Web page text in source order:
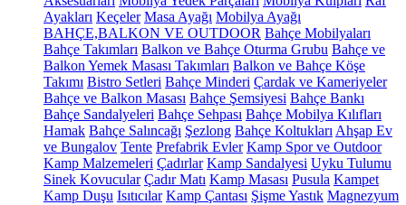
Ayakları Keçeler Masa Ayağı Mobilya Ayağı
BAHÇE,BALKON VE OUTDOOR Bahçe Mobilyaları
Bahçe Takımları Balkon ve Bahçe Oturma Grubu Bahçe ve
Balkon Yemek Masası Takımları Balkon ve Bahçe Köşe
Takımı Bistro Setleri Bahçe Minderi Çardak ve Kameriyeler
Bahçe ve Balkon Masası Bahçe Şemsiyesi Bahçe Bankı
Bahçe Sandalyeleri Bahçe Sehpası Bahçe Mobilya Kılıfları
Hamak Bahçe Salıncağı Şezlong Bahçe Koltukları Ahşap Ev
ve Bungalov Tente Prefabrik Evler Kamp Spor ve Outdoor
Kamp Malzemeleri Çadırlar Kamp Sandalyesi Uyku Tulumu
Sinek Kovucular Çadır Matı Kamp Masası Pusula Kampet
Kamp Duşu Isıtıcılar Kamp Çantası Şişme Yastık Magnezyum